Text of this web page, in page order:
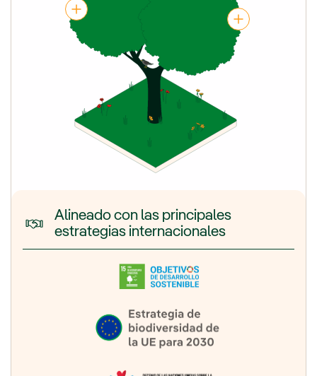
Alineado con las principales
estrategias internacionales